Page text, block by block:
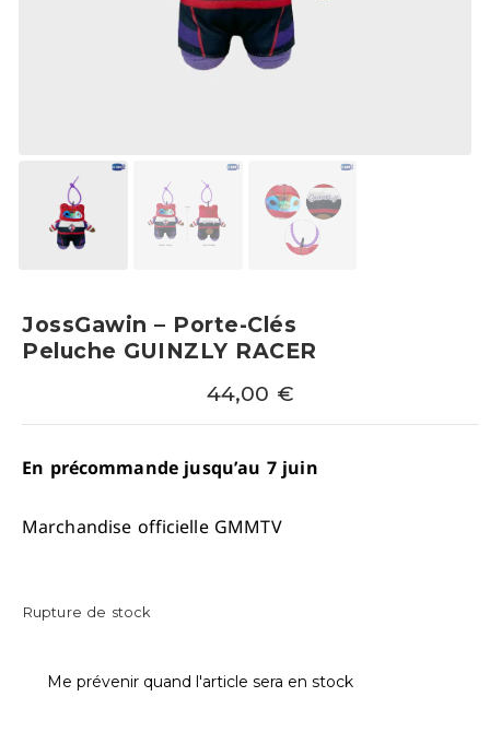
JossGawin – Porte-Clés
Peluche GUINZLY RACER
44,00 €
En précommande jusqu’au 7 juin
Marchandise officielle GMMTV
Rupture de stock
Me prévenir quand l'article sera en stock